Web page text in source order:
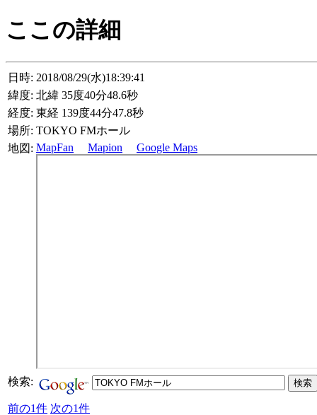
ここの詳細
日時: 2018/08/29(水)18:39:41
緯度: 北緯 35度40分48.6秒
経度: 東経 139度44分47.8秒
場所: TOKYO FMホール
地図: MapFan Mapion Google Maps
検索:
前の1件 次の1件